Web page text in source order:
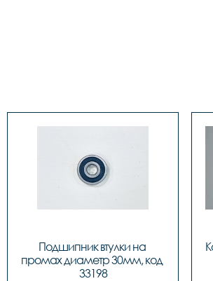
Подшипник втулки на
промах диаметр 30мм, код
33198